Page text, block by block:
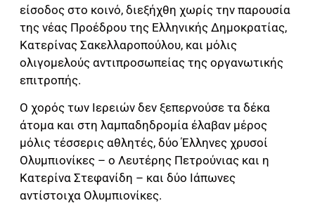
είσοδος στο κοινό, διεξήχθη χωρίς την παρουσία
της νέας Προέδρου της Ελληνικής Δημοκρατίας,
Κατερίνας Σακελλαροπούλου, και μόλις
ολιγομελούς αντιπροσωπείας της οργανωτικής
επιτροπής.
Ο χορός των Ιερειών δεν ξεπερνούσε τα δέκα
άτομα και στη λαμπαδηδρομία έλαβαν μέρος
μόλις τέσσερις αθλητές, δύο Έλληνες χρυσοί
Ολυμπιονίκες – ο Λευτέρης Πετρούνιας και η
Κατερίνα Στεφανίδη – και δύο Ιάπωνες
αντίστοιχα Ολυμπιονίκες.